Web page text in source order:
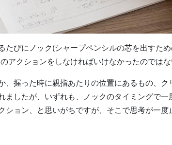
たびにノック(シャープペンシルの芯を出すた
アクションをしなければいけなかったのではな
、握った時に親指あたりの位置にあるもの、ク
ましたが、いずれも、ノックのタイミングで一
ション、と思いがちですが、そこで思考が一度